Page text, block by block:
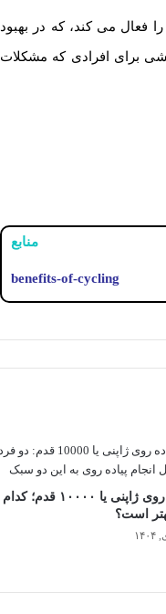
می کند، که در بهبود
برای افرادی که مشکلات
منابع
benefits-of-cycling
پیاده روی ژاپنی یا ۱۰۰۰۰ قدم؛ کدام
است؟